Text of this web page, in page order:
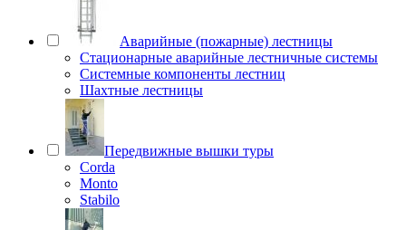
Аварийные (пожарные) лестницы
Стационарные аварийные лестничные системы
Системные компоненты лестниц
Шахтные лестницы
Передвижные вышки туры
Corda
Monto
Stabilo